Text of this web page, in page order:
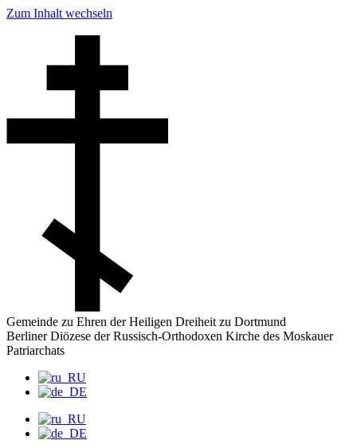
Zum Inhalt wechseln
Gemeinde zu Ehren der Heiligen Dreiheit zu Dortmund
Berliner Diözese der Russisch-Orthodoxen Kirche des Moskauer
Patriarchats